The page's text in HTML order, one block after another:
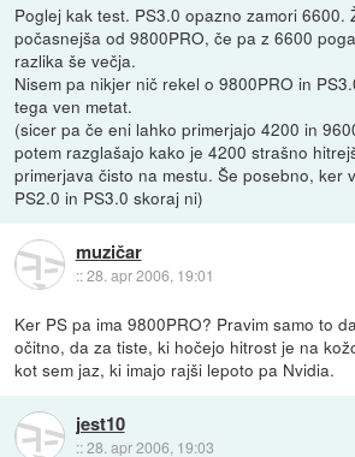
Poglej kak test. PS3.0 opazno zamori 6600.
počasnejša od 9800PRO, če pa z 6600
razlika še večja.
Nisem pa nikjer nič rekel o 9800PRO in
tega ven metat.
(sicer pa če eni lahko primerjajo 4200 in
potem razglašajo kako je 4200 strašno
primerjava čisto na mestu. Še posebno, ker
PS2.0 in PS3.0 skoraj ni)
muzičar
::28. apr 2006, 19:01
Ker PS pa ima 9800PRO? Pravim samo to
očitno, da za tiste, ki hočejo hitrost je na
kot sem jaz, ki imajo rajši lepoto pa Nvidia.
jest10
::28. apr 2006, 19:03